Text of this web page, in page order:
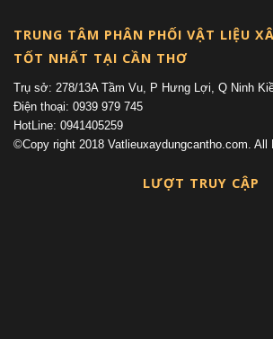
TRUNG TÂM PHÂN PHỐI VẬT LIỆU
TỐT NHẤT TẠI CẦN THƠ
Trụ sở: 278/13A Tầm Vu, P Hưng Lợi, Q Ninh
Điện thoại: 0939 979 745
HotLine: 0941405259
©Copy right 2018 Vatlieuxaydungcantho.com. All
LƯỢT TRUY CẬP